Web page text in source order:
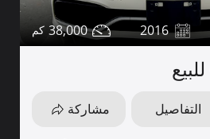
2016
38,000
التفاصيل مشاركة